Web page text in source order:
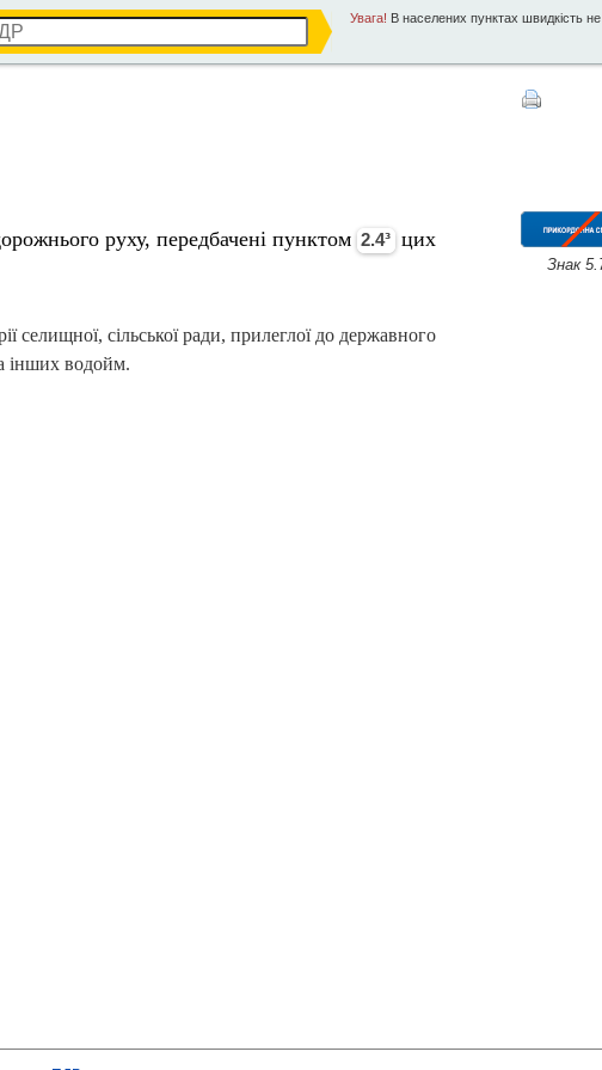
Увага! В населених пунктах швидкість
Знак
руху, передбачені пунктом 2.4³ цих
селищної, сільської ради, прилеглої до державного
інших водойм.